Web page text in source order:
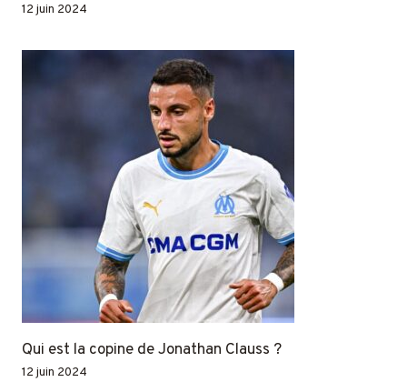
12 juin 2024
Qui est la copine de Jonathan Clauss ?
12 juin 2024